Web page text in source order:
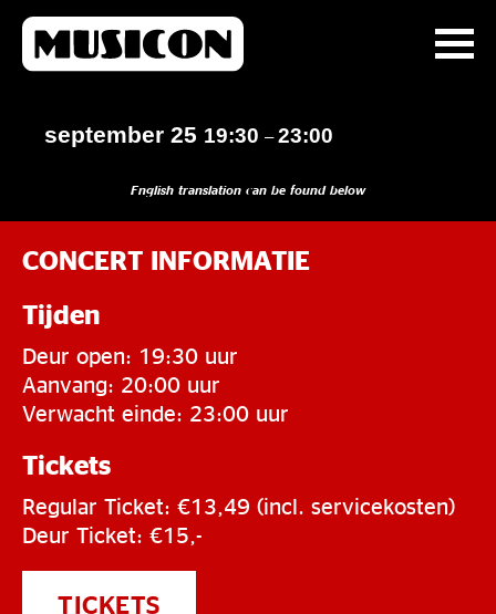
september 25 19:30 –23:00
English translation can be found below
CONCERT INFORMATIE
Tijden
Deur open: 19:30 uur
Aanvang: 20:00 uur
Verwacht einde: 23:00 uur
Tickets
Regular Ticket: €13,49 (incl. servicekosten)
Deur Ticket: €15,-
TICKETS